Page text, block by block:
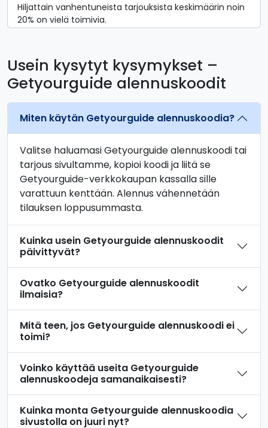
Hiljattain vanhentuneista tarjouksista keskimäärin noin
20% on vielä toimivia.
Usein kysytyt kysymykset –
Getyourguide alennuskoodit
Miten käytän Getyourguide alennuskoodia?
Valitse haluamasi Getyourguide alennuskoodi tai
tarjous sivultamme, kopioi koodi ja liitä se
Getyourguide-verkkokaupan kassalla sille
varattuun kenttään. Alennus vähennetään
tilauksen loppusummasta.
Kuinka usein Getyourguide alennuskoodit
päivittyvät?
Ovatko Getyourguide alennuskoodit
ilmaisia?
Mitä teen, jos Getyourguide alennuskoodi ei
toimi?
Voinko käyttää useita Getyourguide
alennuskoodeja samanaikaisesti?
Kuinka monta Getyourguide alennuskoodia
sivustolla on juuri nyt?